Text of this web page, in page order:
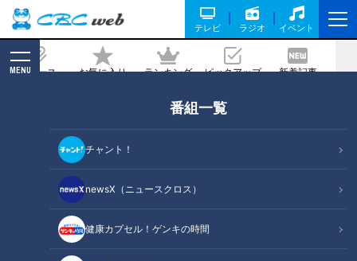
テレビ ラジオ イベント
ニュース お気に入り ランキング ピックアップ 新着記事
MENU
番組一覧
チャント！
newsX（ニュースクロス）
健康カプセル！ゲンキの時間
（きいはん）」を知っていますか？～大
竹敏之のシン・名古屋めし
記事に戻る